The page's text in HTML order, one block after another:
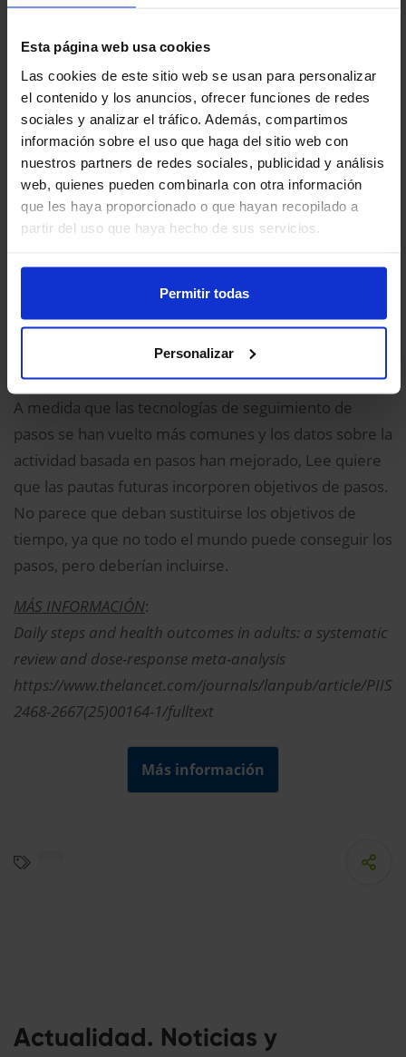
Esta página web usa cookies
Las cookies de este sitio web se usan para personalizar
el contenido y los anuncios, ofrecer funciones de redes
sociales y analizar el tráfico. Además, compartimos
información sobre el uso que haga del sitio web con
nuestros partners de redes sociales, publicidad y análisis
web, quienes pueden combinarla con otra información
que les haya proporcionado o que hayan recopilado a
partir del uso que haya hecho de sus servicios.
Permitir todas
Personalizar
beneficios para la salud del ejercicio diario se
estabilizaban después de 7.500 pasos
La mayoría de los estudios hasta la fecha se han
centrado en la mortalidad por todas las causas y la
salud cardiovascular. El nuevo estudio amplía la
evidencia a otros resultados de salud, aunque los
datos para algunas afecciones, como la diabetes, son
relativamente escasos. Las directrices actuales sobre
actividad física, como las del Departamento de Salud
y Servicios Humanos de EE.UU.,recomiendan 150
minutos semanales de actividad física de
moderada a vigorosa. Sin embargo, debido a la falta
directrices no incluyen objetivos de pasos diarios.
A medida que las tecnologías de seguimiento de
pasos se han vuelto más comunes y los datos sobre la
actividad basada en pasos han mejorado, Lee quiere
que las pautas futuras incorporen objetivos de pasos.
No parece que deban sustituirse los objetivos de
tiempo, ya que no todo el mundo puede conseguir los
pasos, pero deberían incluirse.
MÁS INFORMACIÓN:
Daily steps and health outcomes in adults: a systematic
review and dose-response meta-analysis
https://www.thelancet.com/journals/lanpub/article/PIIS
2468-2667(25)00164-1/fulltext
Más información
Actualidad. Noticias y